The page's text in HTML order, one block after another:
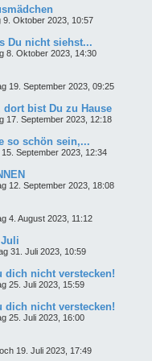
9. Oktober 2023, 10:57
Du nicht siehst...
8. Oktober 2023, 14:30
19. September 2023, 09:25
dort bist Du zu Hause
17. September 2023, 12:18
so schön sein,...
15. September 2023, 12:34
12. September 2023, 18:08
4. August 2023, 11:12
31. Juli 2023, 10:59
dich nicht verstecken!
25. Juli 2023, 15:59
dich nicht verstecken!
25. Juli 2023, 16:00
19. Juli 2023, 17:49